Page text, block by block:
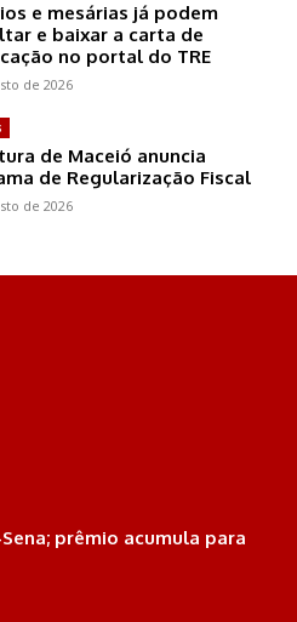
e mesárias já podem
e baixar a carta de
no portal do TRE
de 2026
de Maceió anuncia
de Regularização Fiscal
de 2026
prêmio acumula para